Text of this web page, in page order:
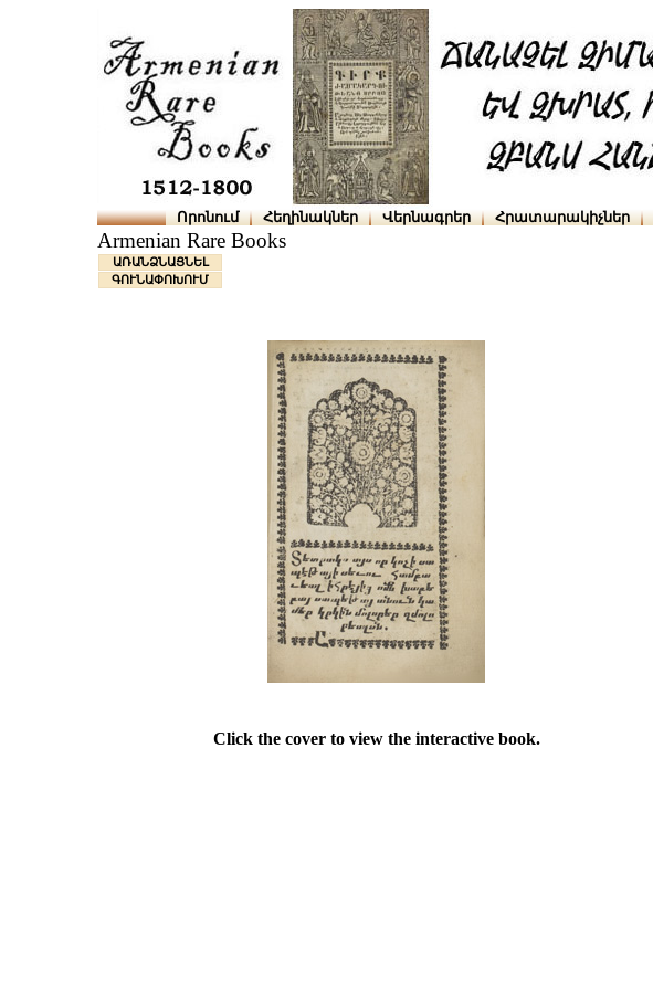
Որոնում Հեղինակներ Վերնագրեր Հրատարակիչներ
Armenian Rare Books
ԱՌԱՆՁՆԱՑՆԵԼ
ԳՈՒՆԱՓՈԽՈՒՄ
Click the cover to view the interactive book.